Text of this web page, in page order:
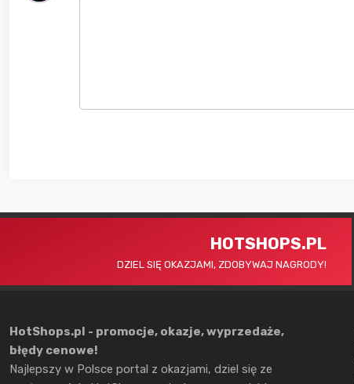
HOTSHOPS.PL
DZIEL SIĘ OKAZJAMI, ZDOBYWAJ NAGRODY!
HotShops.pl - promocje, okazje, wyprzedaże,
błędy cenowe!
Najlepszy w Polsce portal z okazjami, dziel się ze